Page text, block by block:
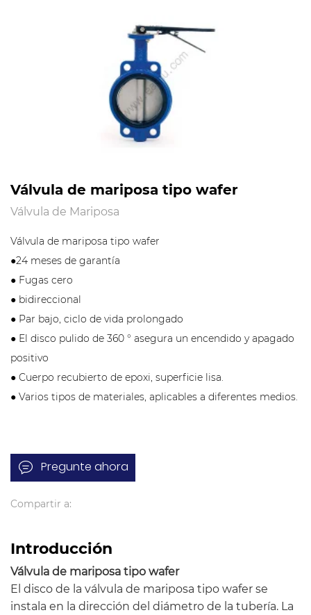
Válvula de mariposa tipo wafer
Válvula de Mariposa
Válvula de mariposa tipo wafer
●24 meses de garantía
● Fugas cero
● bidireccional
● Par bajo, ciclo de vida prolongado
● El disco pulido de 360 ° asegura un encendido y apagado
positivo
● Cuerpo recubierto de epoxi, superficie lisa.
● Varios tipos de materiales, aplicables a diferentes medios.
Pregunte ahora
Compartir a:
Introducción
Válvula de mariposa tipo wafer
El disco de la válvula de mariposa tipo wafer se
instala en la dirección del diámetro de la tubería. La